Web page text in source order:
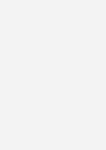
auf je 9 Anlagen in
3 in Baden-
Anhalt. Null
die Stadtstaaten.
mit Geboten für 1,5
siegreichen
davon
allein auf Bayern. Die
von 4,69 und